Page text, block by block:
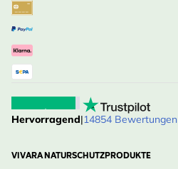
Hervorragend|14854 Bewertungen
VIVARA NATURSCHUTZPRODUKTE